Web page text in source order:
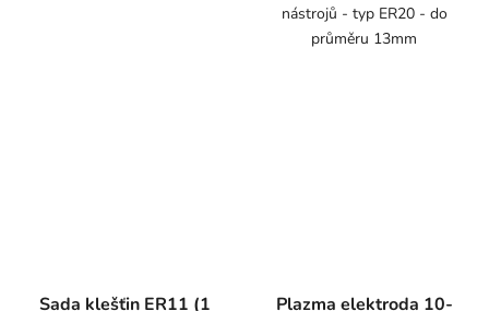
nástrojů - typ ER20 - do
průměru 13mm
Sada klešťin ER11 (1 Plazma elektroda 10-